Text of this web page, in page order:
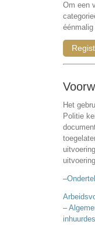
Om een
Het
Politie
–
–